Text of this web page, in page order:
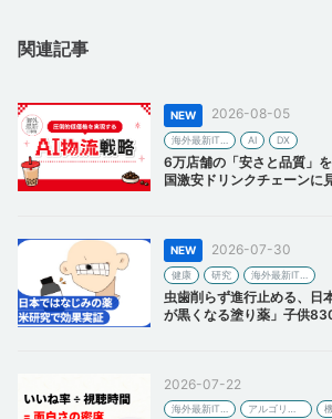
関連記事
6万店舗の「安さと品質」
国激安ドリンクチェーンに
2026-08-05
AI DX
虫歯削らず進行止める、日
が黒くなる塗り薬」子供
2026-07-30
健康 研究
2026-07-22